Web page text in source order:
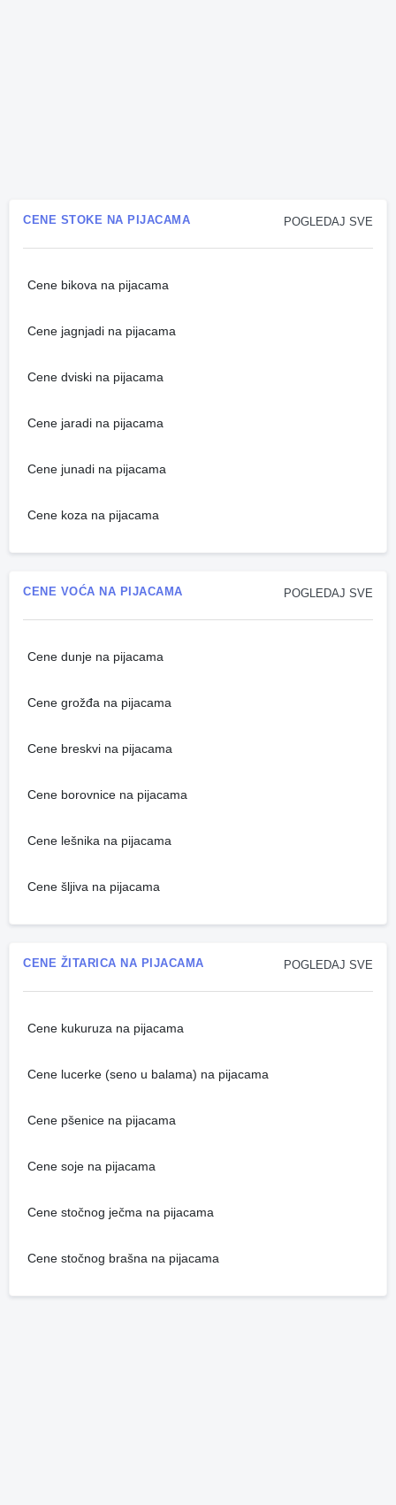
POGLEDAJ SVE
CENE STOKE NA PIJACAMA
Cene bikova na pijacama
Cene jagnjadi na pijacama
Cene dviski na pijacama
Cene jaradi na pijacama
Cene junadi na pijacama
Cene koza na pijacama
POGLEDAJ SVE
CENE VOĆA NA PIJACAMA
Cene dunje na pijacama
Cene grožđa na pijacama
Cene breskvi na pijacama
Cene borovnice na pijacama
Cene lešnika na pijacama
Cene šljiva na pijacama
POGLEDAJ SVE
CENE ŽITARICA NA PIJACAMA
Cene kukuruza na pijacama
Cene lucerke (seno u balama) na pijacama
Cene pšenice na pijacama
Cene soje na pijacama
Cene stočnog ječma na pijacama
Cene stočnog brašna na pijacama